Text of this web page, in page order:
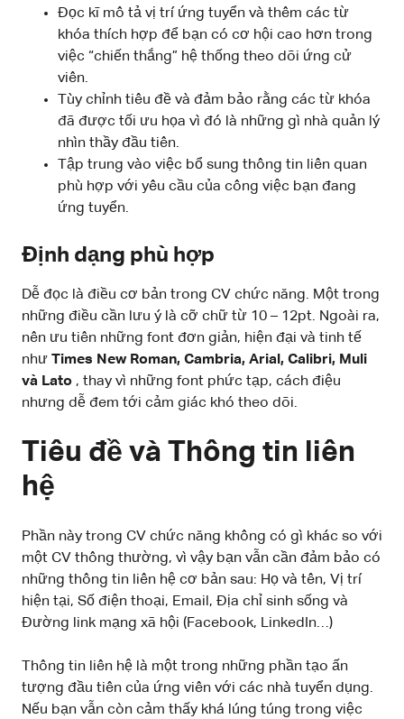
Đọc kĩ mô tả vị trí ứng tuyển và thêm các từ
khóa thích hợp để bạn có cơ hội cao hơn trong
việc “chiến thắng” hệ thống theo dõi ứng cử
viên.
Tùy chỉnh tiêu đề và đảm bảo rằng các từ khóa
đã được tối ưu họa vì đó là những gì nhà quản lý
nhìn thầy đầu tiên.
Tập trung vào việc bổ sung thông tin liên quan
phù hợp với yêu cầu của công việc bạn đang
ứng tuyển.
Định dạng phù hợp
Dễ đọc là điều cơ bản trong CV chức năng. Một trong
những điều cần lưu ý là cỡ chữ từ 10 – 12pt. Ngoài ra,
nên ưu tiên những font đơn giản, hiện đại và tinh tế
như Times New Roman, Cambria, Arial, Calibri, Muli
và Lato , thay vì những font phức tạp, cách điệu
nhưng dễ đem tới cảm giác khó theo dõi.
Tiêu đề và Thông tin liên
hệ
Phần này trong CV chức năng không có gì khác so với
một CV thông thường, vì vậy bạn vẫn cần đảm bảo có
những thông tin liên hệ cơ bản sau: Họ và tên, Vị trí
hiện tại, Số điện thoại, Email, Địa chỉ sinh sống và
Đường link mạng xã hội (Facebook, LinkedIn…)
Thông tin liên hệ là một trong những phần tạo ấn
tượng đầu tiên của ứng viên với các nhà tuyển dụng.
Nếu bạn vẫn còn cảm thấy khá lúng túng trong việc